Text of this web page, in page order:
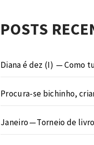
POSTS
Diana é dez (I) — Como
Procura-se bichinho,
Janeiro — Torneio de